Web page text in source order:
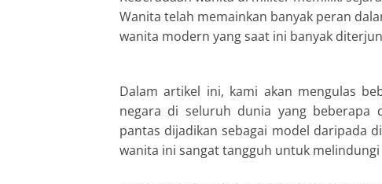
Wanita telah memainkan banyak peran
wanita modern yang saat ini banyak
Dalam artikel ini, kami akan mengulas
negara di seluruh dunia yang beberapa
pantas dijadikan sebagai model daripada
wanita ini sangat tangguh untuk